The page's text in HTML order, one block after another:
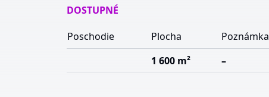
DOSTUPNÉ
Poschodie
Plocha Poznámka
1 600 m²
–